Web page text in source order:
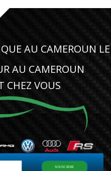
AU CAMEROUN LE
AU CAMEROUN
CHEZ VOUS
SOUSCRIRE